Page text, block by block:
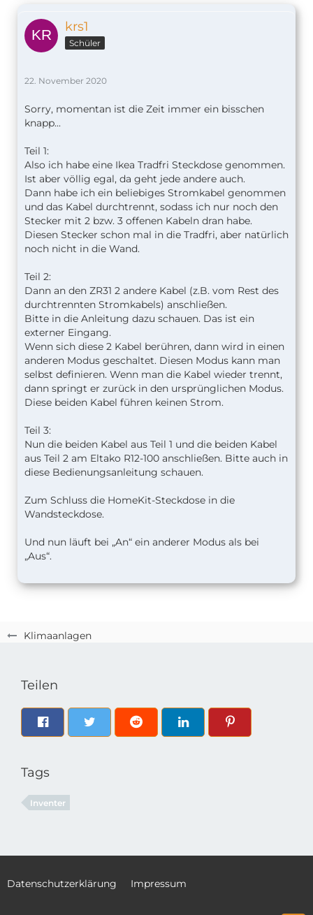
Klimaanlagen
krs1
Schüler
22. November 2020
Sorry, momentan ist die Zeit immer ein bisschen
knapp...
Teil 1:
Also ich habe eine Ikea Tradfri Steckdose genommen.
Ist aber völlig egal, da geht jede andere auch.
Dann habe ich ein beliebiges Stromkabel genommen
und das Kabel durchtrennt, sodass ich nur noch den
Stecker mit 2 bzw. 3 offenen Kabeln dran habe.
Diesen Stecker schon mal in die Tradfri, aber natürlich
noch nicht in die Wand.
Teil 2:
Dann an den ZR31 2 andere Kabel (z.B. vom Rest des
durchtrennten Stromkabels) anschließen.
Bitte in die Anleitung dazu schauen. Das ist ein
externer Eingang.
Wenn sich diese 2 Kabel berühren, dann wird in einen
anderen Modus geschaltet. Diesen Modus kann man
selbst definieren. Wenn man die Kabel wieder trennt,
dann springt er zurück in den ursprünglichen Modus.
Diese beiden Kabel führen keinen Strom.
Teil 3:
Nun die beiden Kabel aus Teil 1 und die beiden Kabel
aus Teil 2 am Eltako R12-100 anschließen. Bitte auch in
diese Bedienungsanleitung schauen.
Zum Schluss die HomeKit-Steckdose in die
Wandsteckdose.
Und nun läuft bei „An“ ein anderer Modus als bei
„Aus“.
Teilen
Tags
Inventer
Datenschutzerklärung Impressum